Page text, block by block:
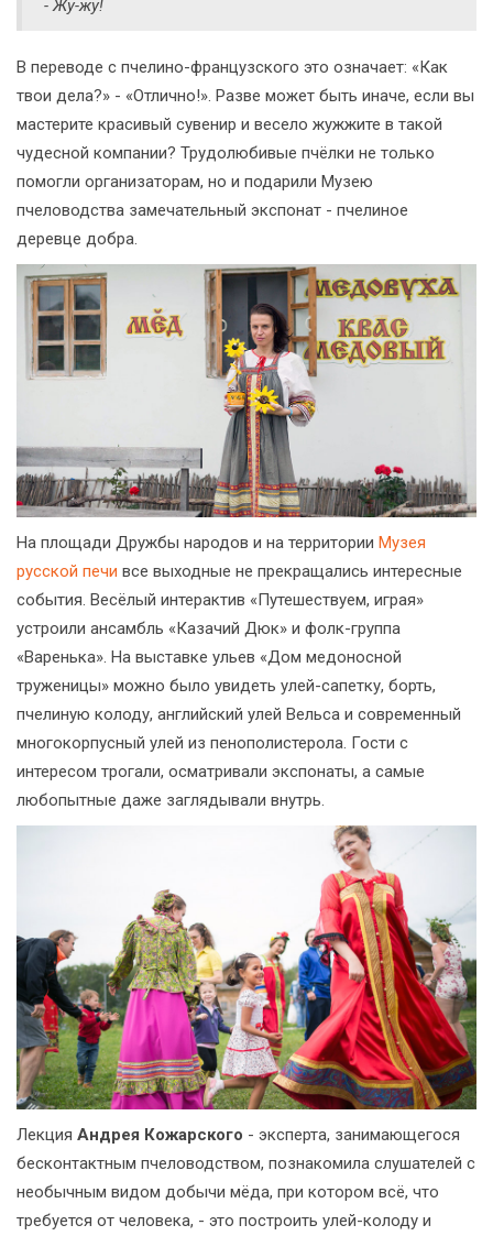
- Жу-жу!
В переводе с пчелино-французского это означает: «Как
твои дела?» - «Отлично!». Разве может быть иначе, если вы
мастерите красивый сувенир и весело жужжите в такой
чудесной компании? Трудолюбивые пчёлки не только
помогли организаторам, но и подарили Музею
пчеловодства замечательный экспонат - пчелиное
деревце добра.
На площади Дружбы народов и на территории Музея
русской печи все выходные не прекращались интересные
события. Весёлый интерактив «Путешествуем, играя»
устроили ансамбль «Казачий Дюк» и фолк-группа
«Варенька». На выставке ульев «Дом медоносной
труженицы» можно было увидеть улей-сапетку, борть,
пчелиную колоду, английский улей Вельса и современный
многокорпусный улей из пенополистерола. Гости с
интересом трогали, осматривали экспонаты, а самые
любопытные даже заглядывали внутрь.
Лекция Андрея Кожарского - эксперта, занимающегося
бесконтактным пчеловодством, познакомила слушателей с
необычным видом добычи мёда, при котором всё, что
требуется от человека, - это построить улей-колоду и